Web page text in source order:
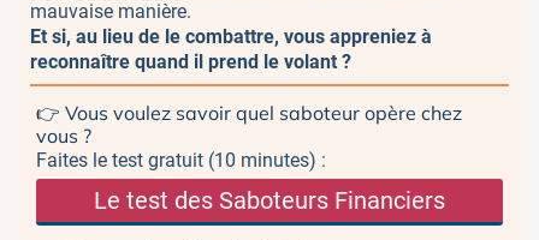
mauvaise manière.
Et si, au lieu de le combattre, vous appreniez à
reconnaître quand il prend le volant ?
👉 Vous voulez savoir quel saboteur opère chez
vous ?
Faites le test gratuit (10 minutes) :
Le test des Saboteurs Financiers